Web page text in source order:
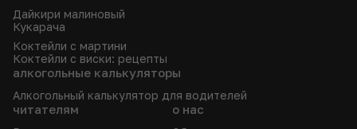
Дайкири малиновый
Кукарача
Коктейли с мартини
Коктейли с виски: рецепты
алкогольные калькуляторы
Алкогольный калькулятор для водителей
читателям о нас